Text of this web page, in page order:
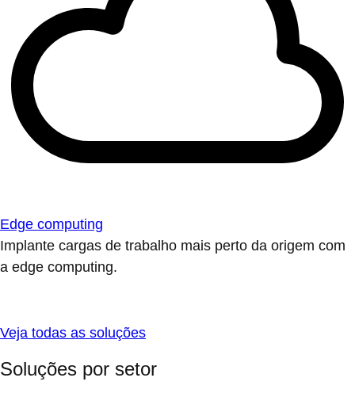
Edge computing
Implante cargas de trabalho mais perto da origem com
a edge computing.
Veja todas as soluções
Soluções por setor